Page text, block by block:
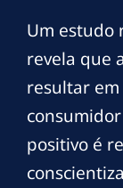
Um estudo
revela que
resultar
positivo é